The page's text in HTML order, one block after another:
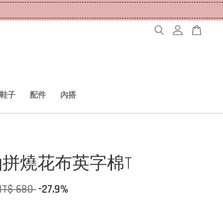
鞋子 配件 內搭
燒花布英字棉T
680-27.9%